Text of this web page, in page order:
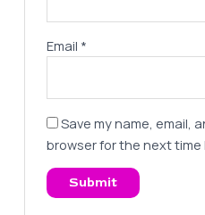
Email *
Save my name, email,
browser for the next time